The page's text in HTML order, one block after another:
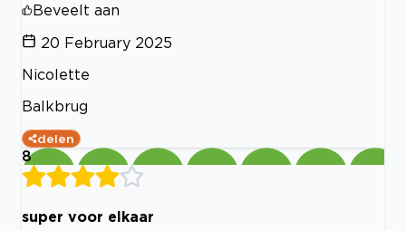
Beveelt aan
20 February 2025
Nicolette
Balkbrug
delen
8
super voor elkaar